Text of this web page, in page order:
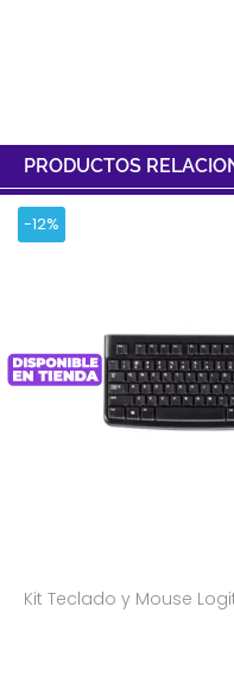
PRODUCTOS
-12%
Kit Teclado y Mouse